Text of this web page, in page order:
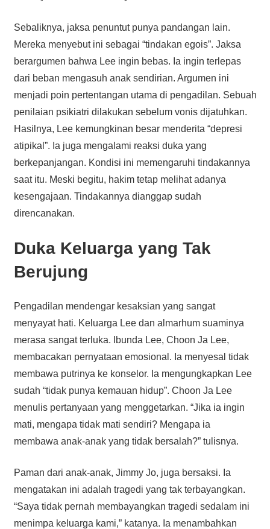
Sebaliknya, jaksa penuntut punya pandangan lain.
Mereka menyebut ini sebagai “tindakan egois”. Jaksa
berargumen bahwa Lee ingin bebas. Ia ingin terlepas
dari beban mengasuh anak sendirian. Argumen ini
menjadi poin pertentangan utama di pengadilan. Sebuah
penilaian psikiatri dilakukan sebelum vonis dijatuhkan.
Hasilnya, Lee kemungkinan besar menderita “depresi
atipikal”. Ia juga mengalami reaksi duka yang
berkepanjangan. Kondisi ini memengaruhi tindakannya
saat itu. Meski begitu, hakim tetap melihat adanya
kesengajaan. Tindakannya dianggap sudah
direncanakan.
Duka Keluarga yang Tak
Berujung
Pengadilan mendengar kesaksian yang sangat
menyayat hati. Keluarga Lee dan almarhum suaminya
merasa sangat terluka. Ibunda Lee, Choon Ja Lee,
membacakan pernyataan emosional. Ia menyesal tidak
membawa putrinya ke konselor. Ia mengungkapkan Lee
sudah “tidak punya kemauan hidup”. Choon Ja Lee
menulis pertanyaan yang menggetarkan. “Jika ia ingin
mati, mengapa tidak mati sendiri? Mengapa ia
membawa anak-anak yang tidak bersalah?” tulisnya.
Paman dari anak-anak, Jimmy Jo, juga bersaksi. Ia
mengatakan ini adalah tragedi yang tak terbayangkan.
“Saya tidak pernah membayangkan tragedi sedalam ini
menimpa keluarga kami,” katanya. Ia menambahkan